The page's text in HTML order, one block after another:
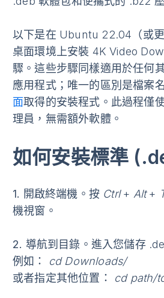
以下是在 Ubuntu 22.04（或
桌面環境上安裝 4K Video
驟。這些步驟同樣適用於任何
應用程式；唯一的區別是檔案
面取得的安裝程式。此過程僅
理員，無需額外軟體。
如何安裝標準
1. 開啟終端機 。按 Ctrl+ Alt+
機視窗。
2. 導航到目錄 。進入您儲存
例如：
cd Downloads/
或者指定其他位置： cd path/